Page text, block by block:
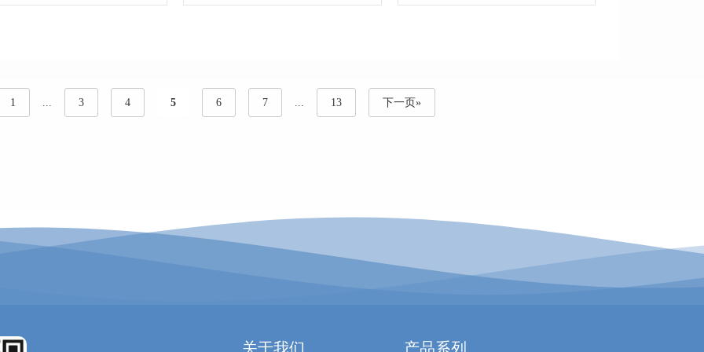
1 ... 3 4 5 6 7 ... 13 下一页»
关于我们 产品系列